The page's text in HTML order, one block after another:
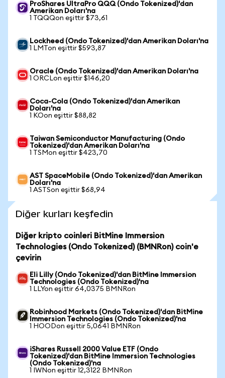
ProShares UltraPro QQQ (Ondo Tokenized)'dan
Amerikan Doları'na
1 TQQQon eşittir $73,61
Lockheed (Ondo Tokenized)'dan Amerikan Doları'na
1 LMTon eşittir $593,87
Oracle (Ondo Tokenized)'dan Amerikan Doları'na
1 ORCLon eşittir $146,20
Coca-Cola (Ondo Tokenized)'dan Amerikan
Doları'na
1 KOon eşittir $88,82
Taiwan Semiconductor Manufacturing (Ondo
Tokenized)'dan Amerikan Doları'na
1 TSMon eşittir $423,70
AST SpaceMobile (Ondo Tokenized)'dan Amerikan
Doları'na
1 ASTSon eşittir $68,94
Diğer kurları keşfedin
Diğer kripto coinleri BitMine Immersion
Technologies (Ondo Tokenized) (BMNRon) coin'e
çevirin
Eli Lilly (Ondo Tokenized)'dan BitMine Immersion
Technologies (Ondo Tokenized)'na
1 LLYon eşittir 64,0375 BMNRon
Robinhood Markets (Ondo Tokenized)'dan BitMine
Immersion Technologies (Ondo Tokenized)'na
1 HOODon eşittir 5,0641 BMNRon
iShares Russell 2000 Value ETF (Ondo
Tokenized)'dan BitMine Immersion Technologies
(Ondo Tokenized)'na
1 IWNon eşittir 12,3122 BMNRon